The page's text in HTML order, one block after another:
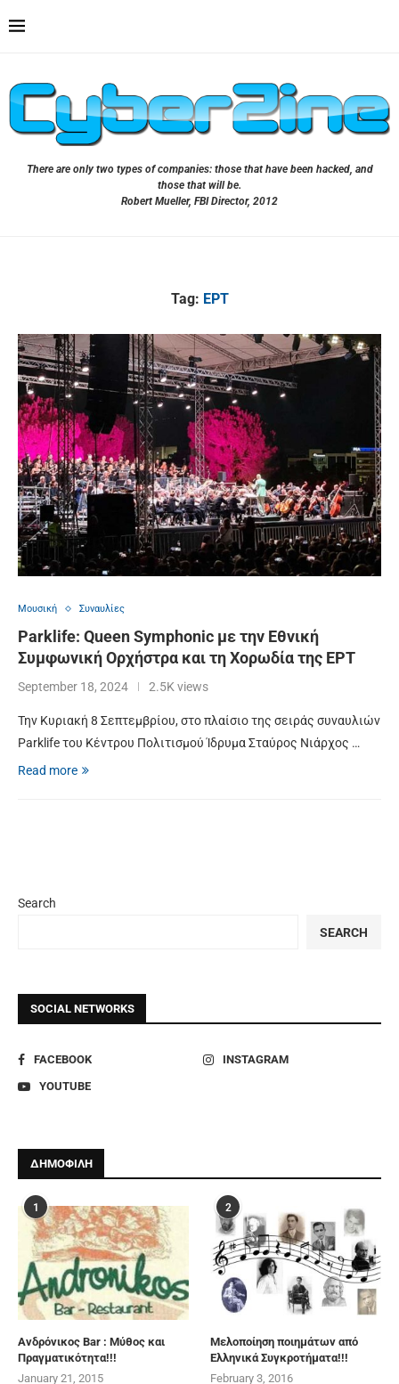
There are only two types of companies: those that have been hacked, and
those that will be.
Robert Mueller, FBI Director, 2012
Tag: ΕΡΤ
Μουσική Συναυλίες
Parklife: Queen Symphonic με την Εθνική
Συμφωνική Ορχήστρα και τη Χορωδία της ΕΡΤ
September 18, 2024 2.5K views
Την Κυριακή 8 Σεπτεμβρίου, στο πλαίσιο της σειράς συναυλιών
Parklife του Κέντρου Πολιτισμού Ίδρυμα Σταύρος Νιάρχος …
Read more
Search
SEARCH
SOCIAL NETWORKS
FACEBOOK
INSTAGRAM
YOUTUBE
ΔΗΜΟΦΙΛΗ
1
Ανδρόνικος Bar : Μύθος και
Πραγματικότητα!!!
January 21, 2015
2
Μελοποίηση ποιημάτων από
Ελληνικά Συγκροτήματα!!!
February 3, 2016